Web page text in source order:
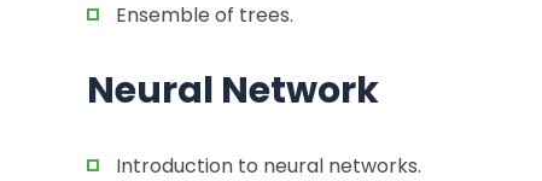
Ensemble of trees.
Neural Network
Introduction to neural networks.